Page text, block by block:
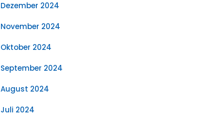
Dezember 2024
November 2024
Oktober 2024
September 2024
August 2024
Juli 2024